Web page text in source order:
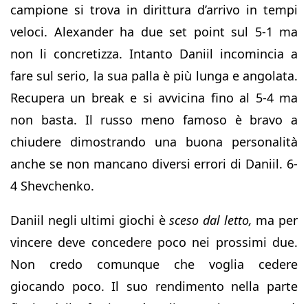
campione si trova in dirittura d’arrivo in tempi
veloci. Alexander ha due set point sul 5-1 ma
non li concretizza. Intanto Daniil incomincia a
fare sul serio, la sua palla è più lunga e angolata.
Recupera un break e si avvicina fino al 5-4 ma
non basta. Il russo meno famoso è bravo a
chiudere dimostrando una buona personalità
anche se non mancano diversi errori di Daniil. 6-
4 Shevchenko.
Daniil negli ultimi giochi èsceso dal letto, ma per
vincere deve concedere poco nei prossimi due.
Non credo comunque che voglia cedere
giocando poco. Il suo rendimento nella parte